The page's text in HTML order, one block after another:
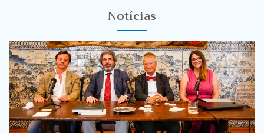
Notícias